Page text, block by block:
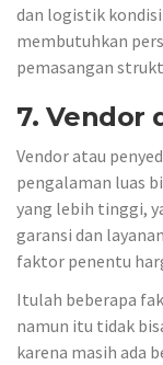
dan logistik
membutuhkan
pemasangan
7. Vendor
Vendor atau
pengalaman luas
yang lebih tinggi,
garansi dan
faktor penentu
Itulah beberapa
namun itu tidak
karena masih ada